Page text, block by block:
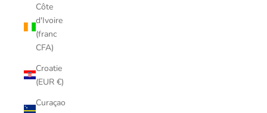
Côte
d'Ivoire
(franc
CFA)
Croatie
(EUR €)
Curaçao